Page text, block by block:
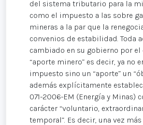
del sistema tributario para la
como el impuesto a las sobre
mineras a la par que la
convenios de estabilidad. Toda
cambiado en su gobierno por
“aporte minero” es decir, ya no
impuesto sino un “aporte” un
además explícitamente
071-2006-EM (Energía y Minas)
carácter “voluntario,
temporal”. Es decir, una vez